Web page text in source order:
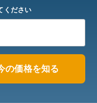
ください
の価格を知る